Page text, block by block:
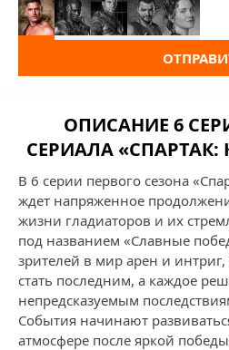
ОПИСАНИЕ 6
СЕРИАЛА «СПАРТАК:
В 6 серии первого сезона
ждет напряженное
жизни гладиаторов и их
под названием «Славные
зрителей в мир арен и
стать последним, а каждое
непредсказуемым
События начинают
атмосфере после яркой